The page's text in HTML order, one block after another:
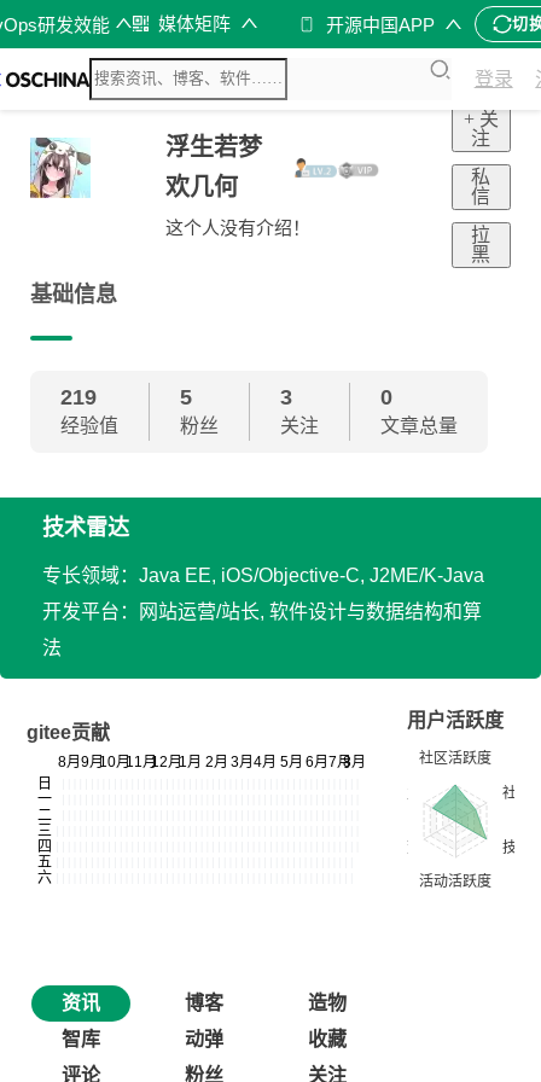
研发效能 媒体矩阵 开源中国APP 切
登录
浮生若梦
欢几何
这个人没有介绍！
+ 关
注
私
信
拉
黑
基础信息
219
经验值
5
粉丝
3
关注
0
文章总量
技术雷达
专长领域：Java EE, iOS/Objective-C, J2ME/K-Java
开发平台：网站运营/站长, 软件设计与数据结构和算
法
gitee贡献
用户活跃度
资讯 博客
造物
智库
动弹
收藏
评论
粉丝 关注